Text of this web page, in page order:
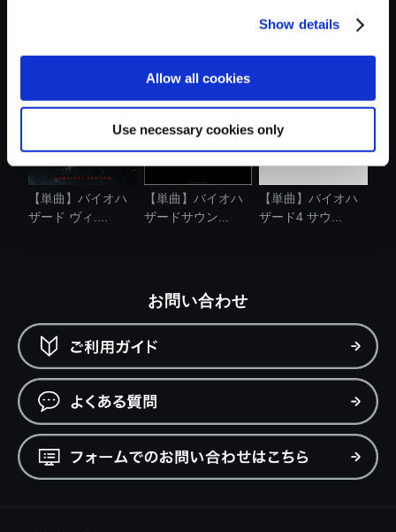
Show details
Allow all cookies
Use necessary cookies only
【単曲】DEAD
【単曲】バイオハ
ザード ヴィ....
【単曲】バイオハ
ザードサウン...
【単曲】バイオハ
ザード4 サウ...
お問い合わせ